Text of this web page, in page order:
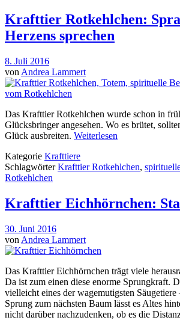
Krafttier Rotkehlchen:
Herzens sprechen
8. Juli 2016
von Andrea Lammert
Das Krafttier Rotkehlchen wurde schon in
Glücksbringer angesehen. Wo es brütet,
Glück ausbreiten. Weiterlesen
Kategorie Krafttiere
SchlagwörterKrafttier Rotkehlchen,
Rotkehlchen
Krafttier Eichhörnchen:
30. Juni 2016
von Andrea Lammert
Das Krafttier Eichhörnchen trägt viele
Da ist zum einen diese enorme Sprungkraft.
vielleicht eines der wagemutigsten Säugetiere
Sprung zum nächsten Baum lässt es Altes
nicht darüber nachzudenken, ob es die